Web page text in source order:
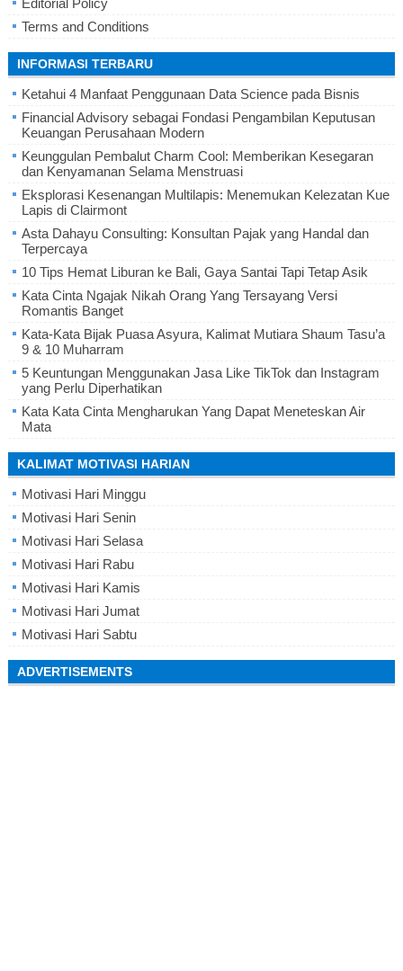
Editorial Policy
Terms and Conditions
INFORMASI TERBARU
Ketahui 4 Manfaat Penggunaan Data Science pada Bisnis
Financial Advisory sebagai Fondasi Pengambilan Keputusan
Keuangan Perusahaan Modern
Keunggulan Pembalut Charm Cool: Memberikan Kesegaran
dan Kenyamanan Selama Menstruasi
Eksplorasi Kesenangan Multilapis: Menemukan Kelezatan Kue
Lapis di Clairmont
Asta Dahayu Consulting: Konsultan Pajak yang Handal dan
Terpercaya
10 Tips Hemat Liburan ke Bali, Gaya Santai Tapi Tetap Asik
Kata Cinta Ngajak Nikah Orang Yang Tersayang Versi
Romantis Banget
Kata-Kata Bijak Puasa Asyura, Kalimat Mutiara Shaum Tasu’a
9 & 10 Muharram
5 Keuntungan Menggunakan Jasa Like TikTok dan Instagram
yang Perlu Diperhatikan
Kata Kata Cinta Mengharukan Yang Dapat Meneteskan Air
Mata
KALIMAT MOTIVASI HARIAN
Motivasi Hari Minggu
Motivasi Hari Senin
Motivasi Hari Selasa
Motivasi Hari Rabu
Motivasi Hari Kamis
Motivasi Hari Jumat
Motivasi Hari Sabtu
ADVERTISEMENTS